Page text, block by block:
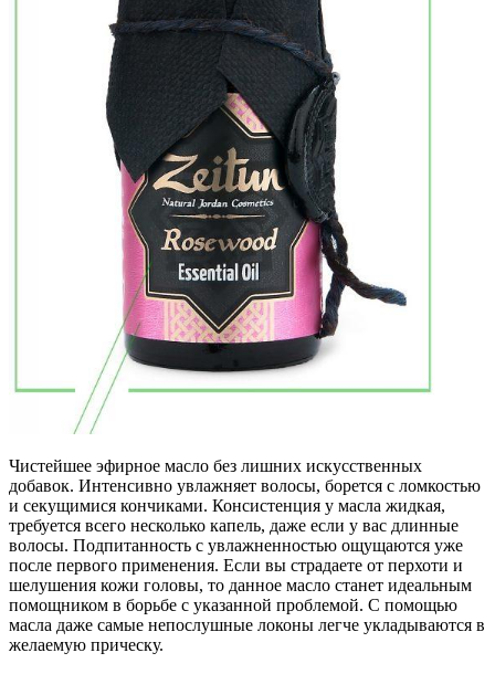
Чистейшее эфирное масло без лишних искусственных
добавок. Интенсивно увлажняет волосы, борется с ломкостью
и секущимися кончиками. Консистенция у масла жидкая,
требуется всего несколько капель, даже если у вас длинные
волосы. Подпитанность с увлажненностью ощущаются уже
после первого применения. Если вы страдаете от перхоти и
шелушения кожи головы, то данное масло станет идеальным
помощником в борьбе с указанной проблемой. С помощью
масла даже самые непослушные локоны легче укладываются в
желаемую прическу.